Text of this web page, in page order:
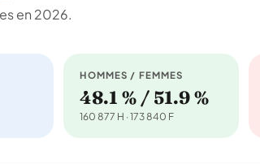
en 2026.
HOMMES / FEMMES
48.1 % / 51.9 %
160 877 H · 173 840 F